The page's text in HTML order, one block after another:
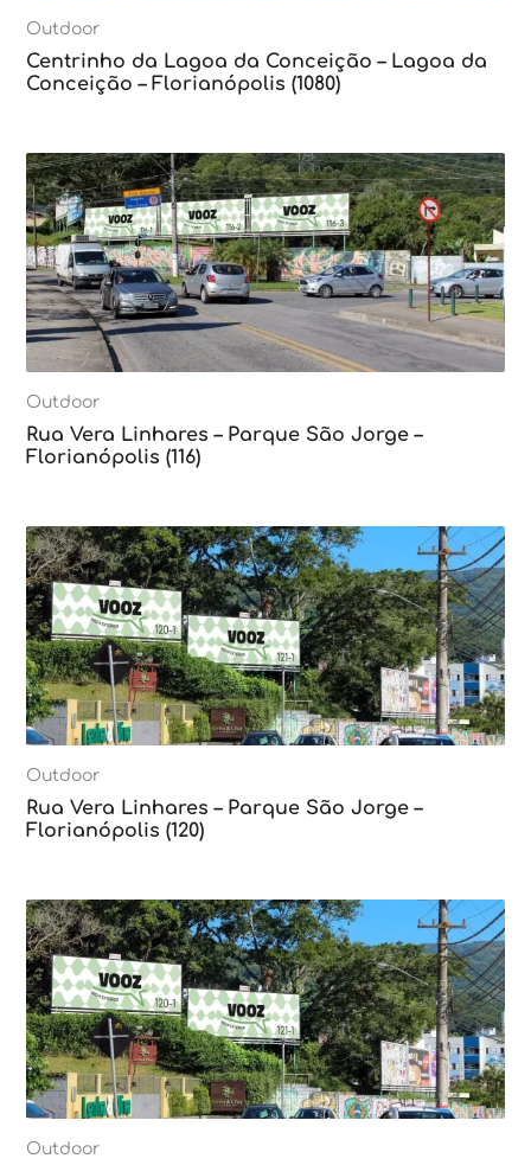
Outdoor
Centrinho da Lagoa da Conceição – Lagoa da
Conceição – Florianópolis (1080)
Outdoor
Rua Vera Linhares – Parque São Jorge –
Florianópolis (116)
Outdoor
Rua Vera Linhares – Parque São Jorge –
Florianópolis (120)
Outdoor